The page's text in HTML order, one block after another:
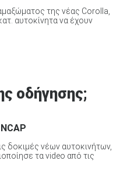
της νέας Corolla,
αυτοκίνητα να έχουν
οδήγησης;
δοκιμές νέων αυτοκινήτων,
τα video από τις